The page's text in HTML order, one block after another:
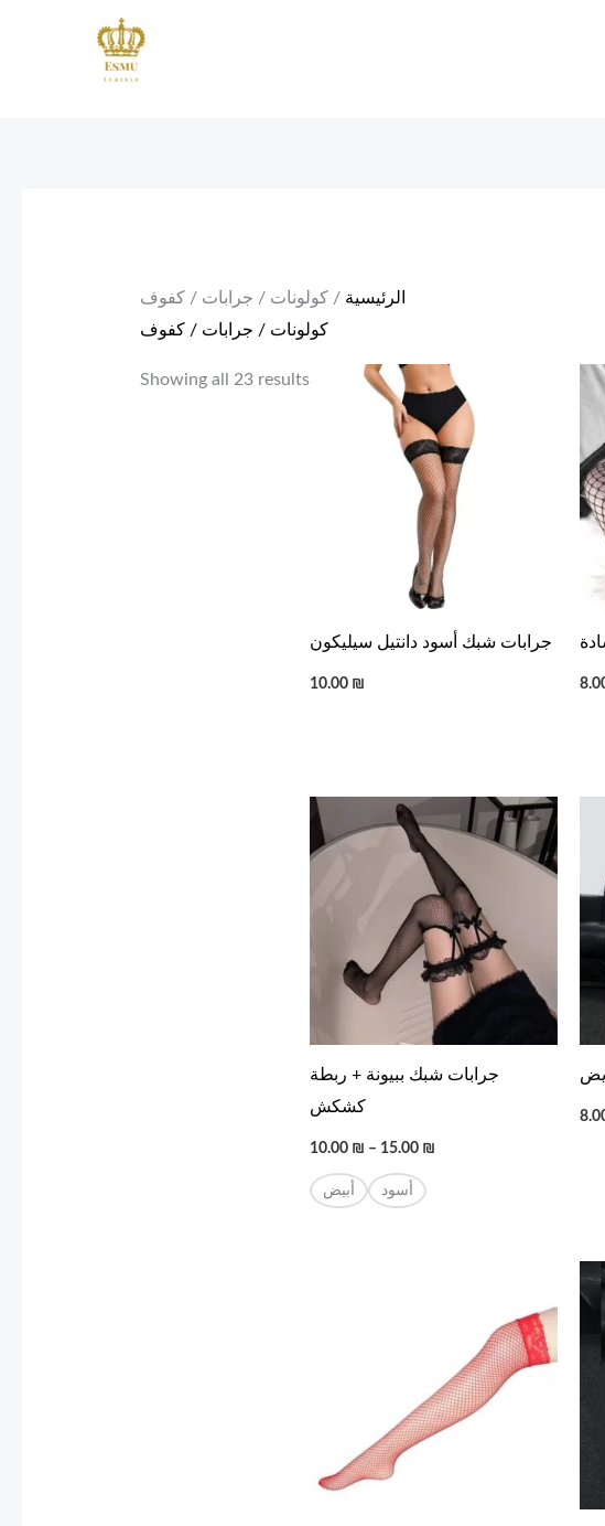
الرئيسية / كولونات / جرابات / كفوف
كولونات / جرابات / كفوف
Showing all 23 results
جرابات شبك أسود دانتيل سيليكون
10.00 ₪
جرابات شبك ببيونة + ربطة
كشكش
10.00 ₪ – 15.00 ₪
range:
10.00 ₪
through
15.00 ₪
أبيض أسود